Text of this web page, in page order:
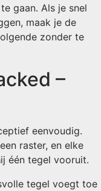
gaan. Als je snel
maak je de
zonder te
–
eenvoudig.
raster, en elke
één tegel vooruit.
tegel voegt toe